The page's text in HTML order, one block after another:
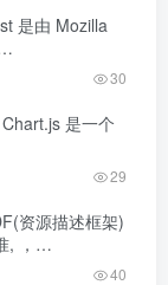
是由 Mozilla
30
是一个
29
资源描述框架)
, ，…
40